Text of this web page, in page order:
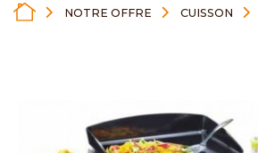
NOTRE OFFRE CUISSON